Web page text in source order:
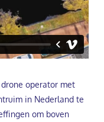
operator met
in Nederland te
om boven